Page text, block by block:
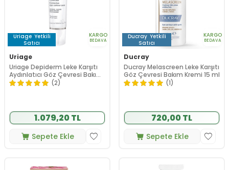
Uriage Yetkili
Satıcı
KARGO
BEDAVA
Uriage
Uriage Depiderm Leke Karşıtı
Aydınlatıcı Göz Çevresi Bakım
Kremi 15 ml
(2)
1.079,20 TL
Sepete Ekle
Ducray Yetkili
Satıcı
KARGO
BEDAVA
Ducray
Ducray Melascreen Leke Karşıtı
Göz Çevresi Bakım Kremi 15 ml
(1)
720,00 TL
Sepete Ekle